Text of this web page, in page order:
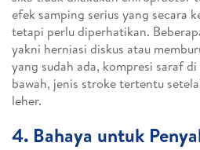
efek samping serius yang secara
tetapi perlu diperhatikan.
yakni herniasi diskus atau
yang sudah ada, kompresi saraf
bawah, jenis stroke tertentu
leher.
4. Bahaya untuk